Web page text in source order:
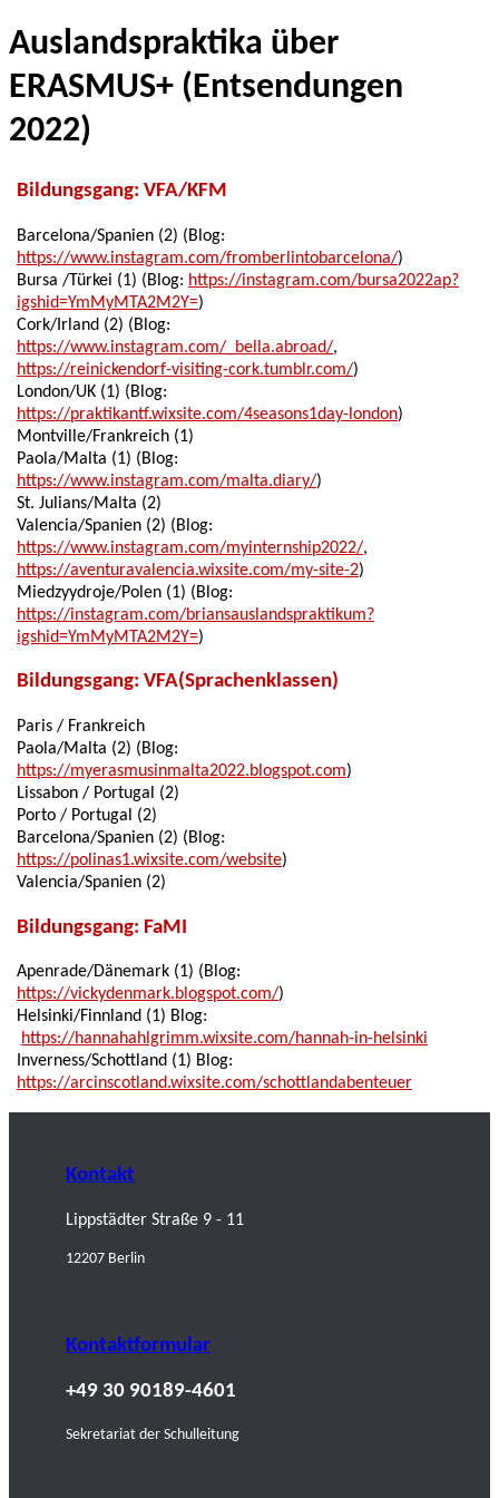
Auslandspraktika über
ERASMUS+ (Entsendungen
2022)
Bildungsgang: VFA/KFM
Barcelona/Spanien (2) (Blog:
https://www.instagram.com/fromberlintobarcelona/)
Bursa /Türkei (1) (Blog: https://instagram.com/bursa2022ap?
igshid=YmMyMTA2M2Y=)
Cork/Irland (2) (Blog:
https://www.instagram.com/_bella.abroad/,
https://reinickendorf-visiting-cork.tumblr.com/)
London/UK (1) (Blog:
https://praktikantf.wixsite.com/4seasons1day-london)
Montville/Frankreich (1)
Paola/Malta (1) (Blog:
https://www.instagram.com/malta.diary/)
St. Julians/Malta (2)
Valencia/Spanien (2) (Blog:
https://www.instagram.com/myinternship2022/,
https://aventuravalencia.wixsite.com/my-site-2)
Miedzyydroje/Polen (1) (Blog:
https://instagram.com/briansauslandspraktikum?
igshid=YmMyMTA2M2Y=)
Bildungsgang: VFA(Sprachenklassen)
Paris / Frankreich
Paola/Malta (2) (Blog:
https://myerasmusinmalta2022.blogspot.com)
Lissabon / Portugal (2)
Porto / Portugal (2)
Barcelona/Spanien (2) (Blog:
https://polinas1.wixsite.com/website)
Valencia/Spanien (2)
Bildungsgang: FaMI
Apenrade/Dänemark (1) (Blog:
https://vickydenmark.blogspot.com/)
Helsinki/Finnland (1) Blog:
https://hannahahlgrimm.wixsite.com/hannah-in-helsinki
Inverness/Schottland (1) Blog:
https://arcinscotland.wixsite.com/schottlandabenteuer
Kontakt
Lippstädter Straße 9 - 11
12207 Berlin
Kontaktformular
+49 30 90189-4601
Sekretariat der Schulleitung